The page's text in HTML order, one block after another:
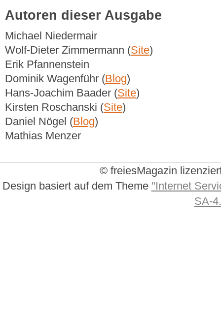
Autoren dieser Ausgabe
Michael Niedermair
Wolf-Dieter Zimmermann (Site)
Erik Pfannenstein
Dominik Wagenführ (Blog)
Hans-Joachim Baader (Site)
Kirsten Roschanski (Site)
Daniel Nögel (Blog)
Mathias Menzer
© freiesMagazin
Design basiert auf dem Theme "Internet
SA-